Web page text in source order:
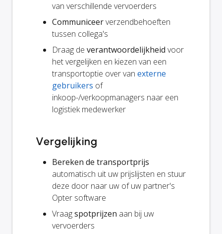
van verschillende vervoerders
Communiceerverzendbehoeften
tussen collega's
Draag de verantwoordelijkheid voor
het vergelijken en kiezen van een
transportoptie over van externe
gebruikers of
inkoop-/verkoopmanagers naar een
logistiek medewerker
Vergelijking
Bereken de transportprijs
automatisch uit uw prijslijsten en stuur
deze door naar uw of uw partner's
Opter software
Vraagspotprijzen aan bij uw
vervoerders